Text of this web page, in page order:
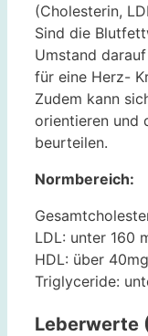
(Cholesterin,
Sind die
Umstand
für eine Herz-
Zudem kann
orientieren und
beurteilen.
Normbereich:
LDL: unter 160
HDL: über
Triglyceride:
Leberwerte